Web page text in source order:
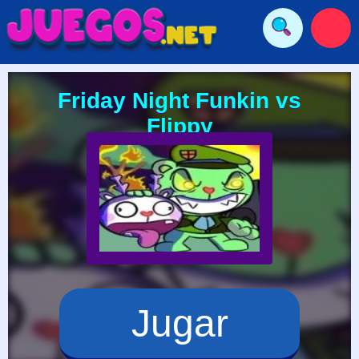
Friday Night Funkin vs
Flippy
Jugar